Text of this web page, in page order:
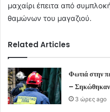
μαχαίρι έπειτα από
θαμώνων του μαγαζιού.
Related Articles
Φωτιά στην
– Σηκώθηκαν
3 ώρες ago